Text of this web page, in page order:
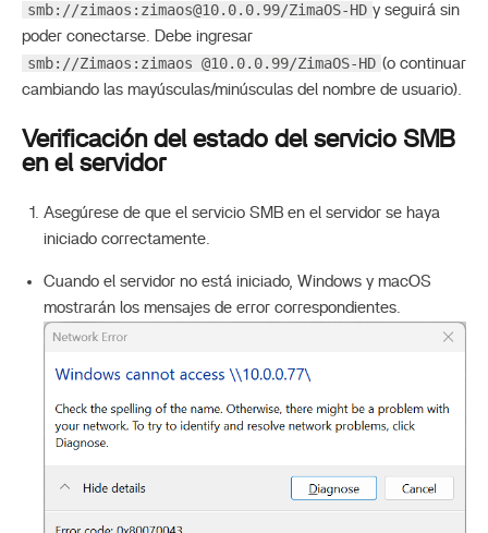
smb://zimaos: zimaos@10.0.0.99/ZimaOS-HD y seguirá sin
poder conectarse. Debe ingresar
smb://Zimaos:zimaos @10.0.0.99/ZimaOS-HD (o continuar
cambiando las mayúsculas/minúsculas del nombre de usuario).
Verificación del estado del servicio SMB
en el servidor
Asegúrese de que el servicio SMB en el servidor se haya
iniciado correctamente.
Cuando el servidor no está iniciado, Windows y macOS
mostrarán los mensajes de error correspondientes.